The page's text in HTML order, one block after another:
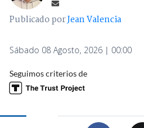
Publicado porJean Valencia
Sábado 08 Agosto, 2026 | 00:00
Seguimos criterios de